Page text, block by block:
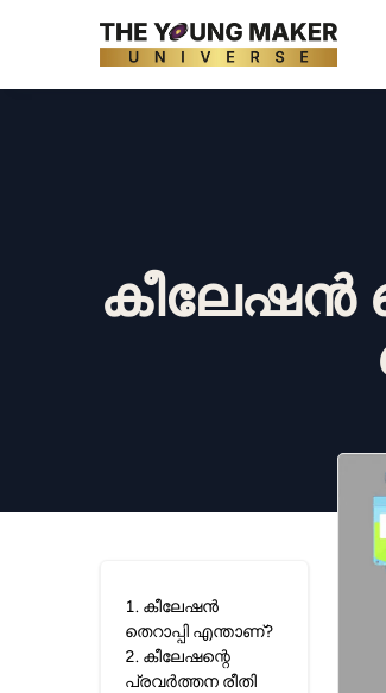
കീലേഷൻ
1. കീലേഷൻ
തെറാപ്പി എന്താണ്?
2. കീലേഷന്റെ
പ്രവർത്തന രീതി